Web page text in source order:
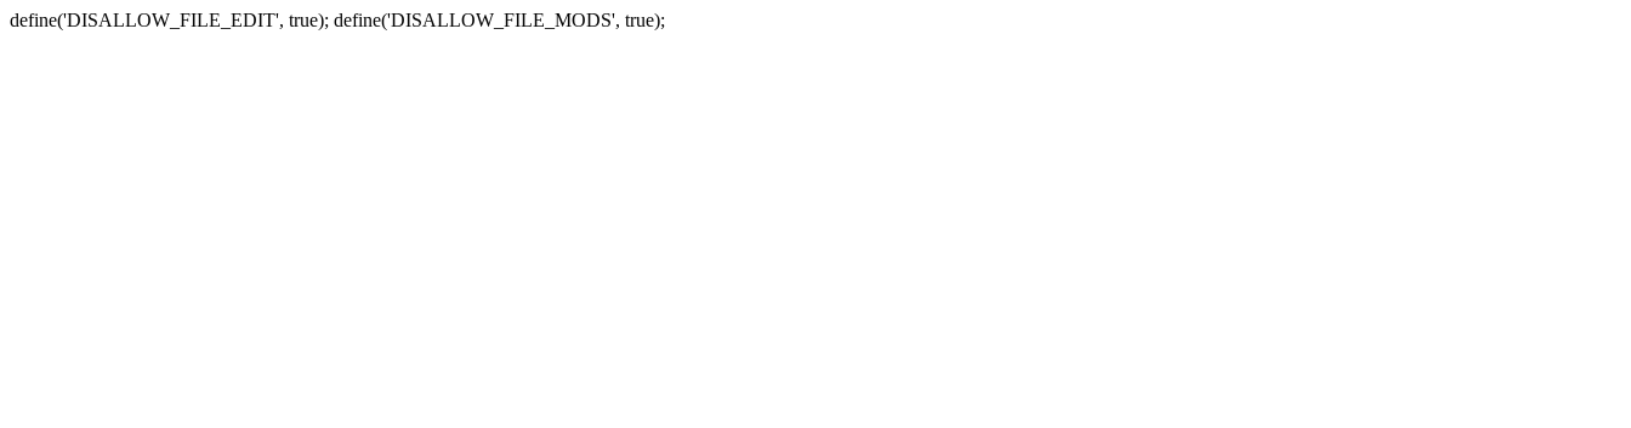
define('DISALLOW_FILE_EDIT', true); define('DISALLOW_FILE_MODS', true);